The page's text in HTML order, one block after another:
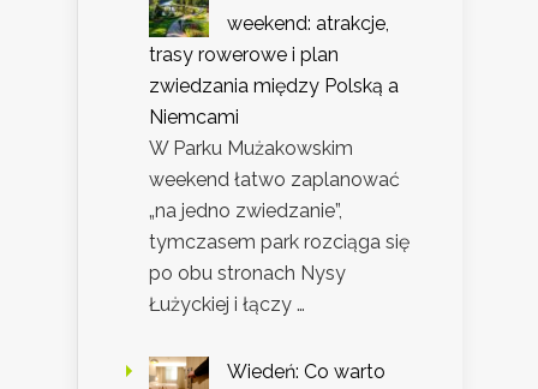
weekend: atrakcje,
trasy rowerowe i plan
zwiedzania między Polską a
Niemcami
W Parku Mużakowskim
weekend łatwo zaplanować
„na jedno zwiedzanie”,
tymczasem park rozciąga się
po obu stronach Nysy
Łużyckiej i łączy …
Wiedeń: Co warto